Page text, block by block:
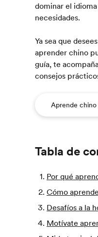
dominar el
necesidades.
Ya sea que
aprender chino
guía, te
consejos
Aprende chino
Tabla de
Por qué
Cómo
Desafíos a la
Motívate